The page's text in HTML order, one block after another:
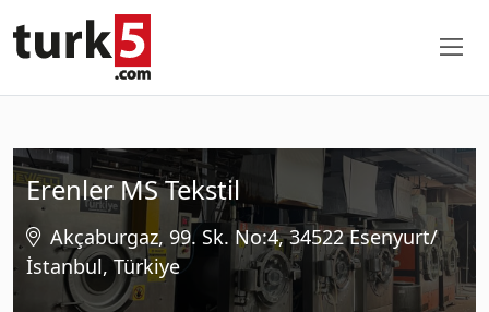
Erenler MS Tekstil
Akçaburgaz, 99. Sk. No:4, 34522 Esenyurt/
İstanbul, Türkiye